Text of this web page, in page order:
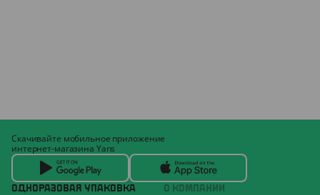
ОДНОРАЗОВАЯ УПАКОВКА О КОМПАНИИ
Скачивайте мобильное приложение
интернет-магазина Yans